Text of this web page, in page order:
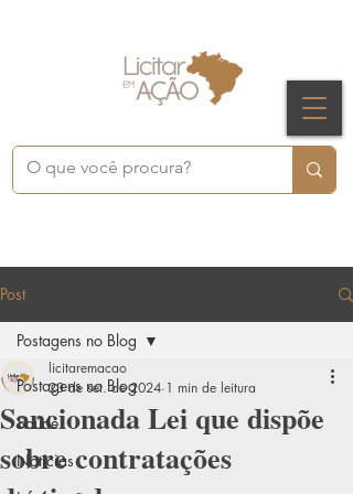
Post
Postagens no Blog
Saúde
Notícias
Postagens no Blog
Sancionada Lei que dispõe
sobre contratações
licitaremacao
23 de set. de 2024 1 min de leitura